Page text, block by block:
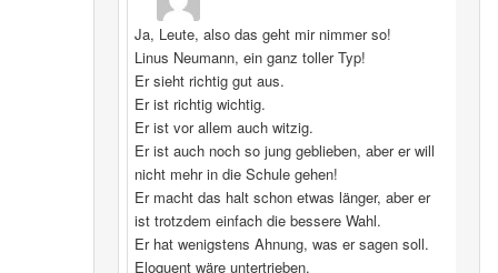
Ja, Leute, also das geht mir nimmer so!
Linus Neumann, ein ganz toller Typ!
Er sieht richtig gut aus.
Er ist richtig wichtig.
Er ist vor allem auch witzig.
Er ist auch noch so jung geblieben, aber er will
nicht mehr in die Schule gehen!
Er macht das halt schon etwas länger, aber er
ist trotzdem einfach die bessere Wahl.
Er hat wenigstens Ahnung, was er sagen soll.
Eloquent wäre untertrieben.